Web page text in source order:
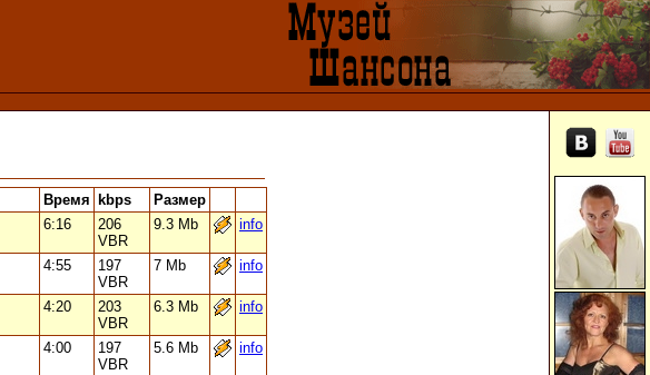
Время kbps
Размер
6:16
206
VBR
9.3 Mb info
4:55
197
VBR
7 Mb info
4:20
203
VBR
6.3 Mb info
4:00
197
VBR
5.6 Mb info